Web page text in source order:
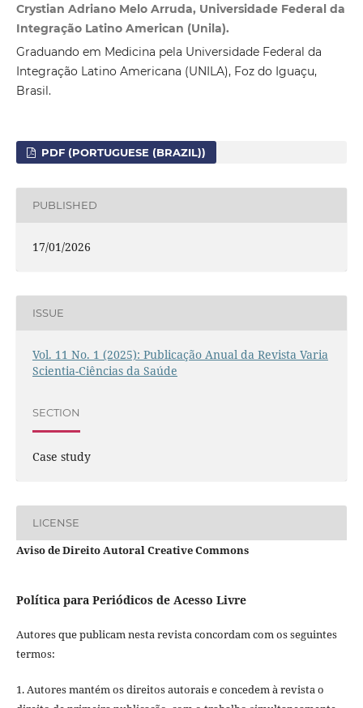
Crystian Adriano Melo Arruda, Universidade Federal da
Integração Latino American (Unila).
Graduando em Medicina pela Universidade Federal da
Integração Latino Americana (UNILA), Foz do Iguaçu,
Brasil.
PDF (PORTUGUESE (BRAZIL))
PUBLISHED
17/01/2026
ISSUE
Vol. 11 No. 1 (2025): Publicação Anual da Revista Varia
Scientia-Ciências da Saúde
SECTION
Case study
LICENSE
Aviso de Direito Autoral Creative Commons
Política para Periódicos de Acesso Livre
Autores que publicam nesta revista concordam com os seguintes
termos:
1. Autores mantém os direitos autorais e concedem à revista o